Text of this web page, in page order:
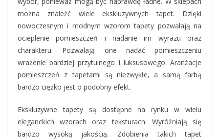
można znaleźć wiele ekskluzywnych tapet. Dzięki
nowoczesnym i modnym wzorom tapety pozwalają na
ocieplenie pomieszczeń i nadanie im wyrazu oraz
charakteru. Pozwalają one nadać pomieszczeniu
wrażenie bardziej przytulnego i luksusowego. Aranżacje
pomieszczeń z tapetami są niezwykłe, a samą farbą
bardzo ciężko jest o podobny efekt.
Ekskluzywne tapety są dostępne na rynku w wielu
eleganckich wzorach oraz teksturach. Wyróżniają się
bardzo wysoką jakością. Zdobienia takich tapet